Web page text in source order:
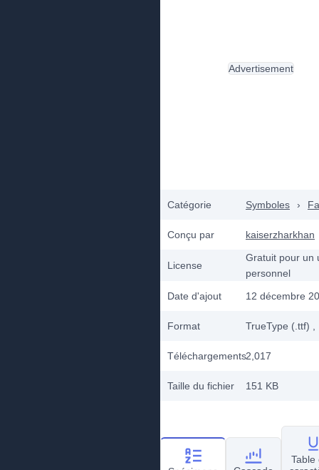
Catégorie Symboles ›
Conçu par kaiserzharkhan
License
Gratuit pour un
personnel
Date d'ajout
12 décembre
Format TrueType (.ttf)
Téléchargements2,017
Taille du fichier 151 KB
Advertisement
Table